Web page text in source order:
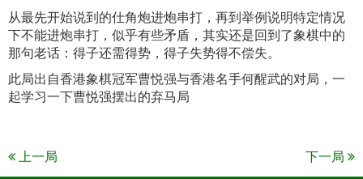
从最先开始说到的仕角炮进炮串打，再到举例说明特定情况
下不能进炮串打，似乎有些矛盾，其实还是回到了象棋中的
那句老话：得子还需得势，得子失势得不偿失。
此局出自香港象棋冠军曹悦强与香港名手何醒武的对局，一
起学习一下曹悦强摆出的弃马局
上一局 下一局